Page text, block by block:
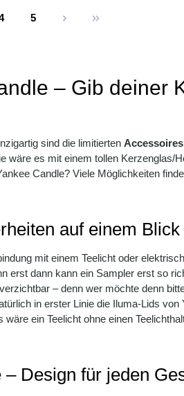
Seite Seite
5
– Gib deiner
sind die limitierten
es mit einem tollen Kerzenglas/
Candle? Viele Möglichkeiten
auf einem Blick
mit einem Teelicht oder
erst dann kann ein Sampler erst so
– denn wer möchte denn
in erster Linie die Iluma-Lids
ein Teelicht ohne einen
Design für jeden